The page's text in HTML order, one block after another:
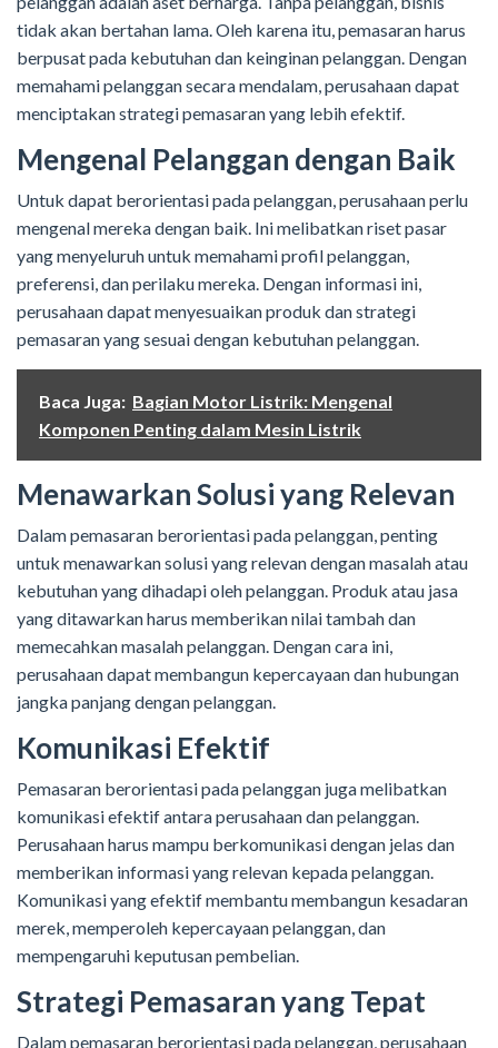
tidak akan bertahan lama. Oleh karena itu, pemasaran harus
berpusat pada kebutuhan dan keinginan pelanggan. Dengan
memahami pelanggan secara mendalam, perusahaan dapat
menciptakan strategi pemasaran yang lebih efektif.
Mengenal Pelanggan dengan Baik
Untuk dapat berorientasi pada pelanggan, perusahaan perlu
mengenal mereka dengan baik. Ini melibatkan riset pasar
yang menyeluruh untuk memahami profil pelanggan,
preferensi, dan perilaku mereka. Dengan informasi ini,
perusahaan dapat menyesuaikan produk dan strategi
pemasaran yang sesuai dengan kebutuhan pelanggan.
Baca Juga: Bagian Motor Listrik: Mengenal
Komponen Penting dalam Mesin Listrik
Menawarkan Solusi yang Relevan
Dalam pemasaran berorientasi pada pelanggan, penting
untuk menawarkan solusi yang relevan dengan masalah atau
kebutuhan yang dihadapi oleh pelanggan. Produk atau jasa
yang ditawarkan harus memberikan nilai tambah dan
memecahkan masalah pelanggan. Dengan cara ini,
perusahaan dapat membangun kepercayaan dan hubungan
jangka panjang dengan pelanggan.
Komunikasi Efektif
Pemasaran berorientasi pada pelanggan juga melibatkan
komunikasi efektif antara perusahaan dan pelanggan.
Perusahaan harus mampu berkomunikasi dengan jelas dan
memberikan informasi yang relevan kepada pelanggan.
Komunikasi yang efektif membantu membangun kesadaran
merek, memperoleh kepercayaan pelanggan, dan
mempengaruhi keputusan pembelian.
Strategi Pemasaran yang Tepat
Dalam pemasaran berorientasi pada pelanggan, perusahaan